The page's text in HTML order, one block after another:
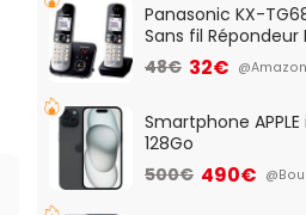
Panasonic KX-
Sans fil Répondeur
Française]
48€ 32€ @Amazon
Smartphone APPLE
128Go
500€ 490€